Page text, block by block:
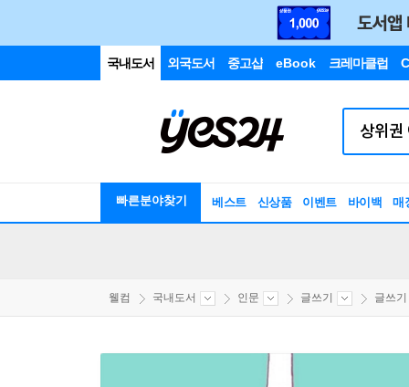
국내도서 외국도서 중고샵 eBook 크레마클럽
빠른분야찾기 베스트 신상품 이벤트 바이백 매
웰컴 국내도서 인문 글쓰기 글쓰